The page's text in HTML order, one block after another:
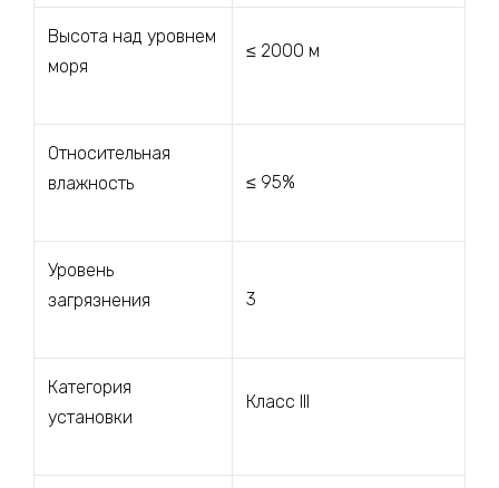
Высота над уровнем
моря
≤ 2000 м
Относительная
влажность
≤ 95%
Уровень
загрязнения
3
Категория
установки
Класс III